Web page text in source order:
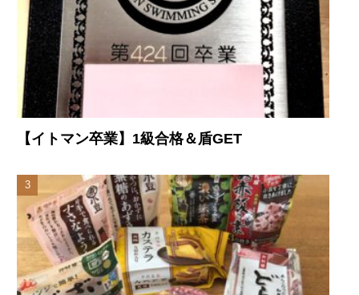
【イトマン卒業】1級合格＆盾GET